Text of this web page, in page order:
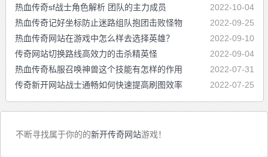
2022-10-04
热血传奇sf战士角色解析 团队的主力成员
2022-09-25
热血传奇记好坐标防止迷路组队抱团击败怪物
2022-09-10
热血传奇网站在游戏中怎么样去选择英雄？
2022-09-04
传奇网站切换路线高效力的击杀精英怪
2022-07-31
热血传奇私服召唤神兽这个技能有怎样的作用
2022-07-25
传奇新开网站战士通畅如何快速提高刷图效率
不断寻找属于你的的新开传奇网站游戏！